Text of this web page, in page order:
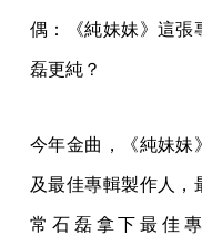
偶：《純妹妹》這張
磊更純？
今年金曲，《純妹妹
及最佳專輯製作人，
常石磊拿下最佳